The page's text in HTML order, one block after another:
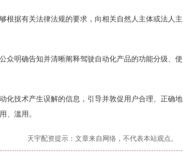
据有关法律法规的要求，向相关自然人主体或法人主
明确告知并清晰阐释驾驶自动化产品的功能分级、使
技术产生误解的信息，引导并敦促用户合理、正确地
、滥用。
天宇配资提示：文章来自网络，不代表本站观点。